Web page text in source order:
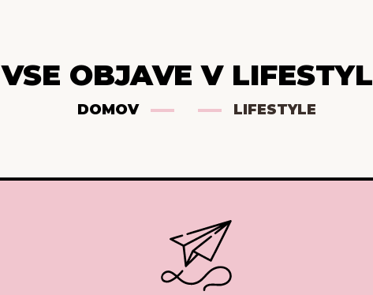
VSE OBJAVE V
DOMOV LIFESTYLE